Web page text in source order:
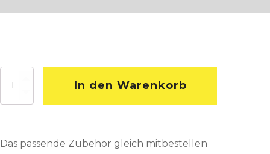
200A
MMA
In den Warenkorb
Das passende Zubehör gleich mitbestellen